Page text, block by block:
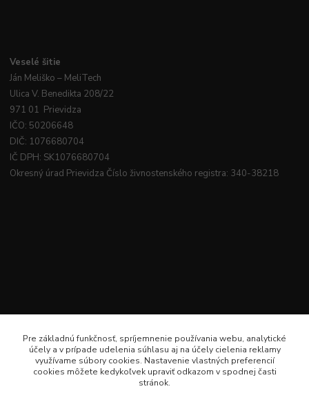
Veselé šitie
Ján Meliško – MeliTech
Ulica V. Benedikta 208/22
971 01 Prievidza
IČO: 50206648
DIČ: 1076680704
IČ DPH: SK1076680704
Okresný úrad Prievidza Číslo živnostenského registra: 340-38218
Pre základnú funkčnosť, spríjemnenie používania webu, analytické
účely a v prípade udelenia súhlasu aj na účely cielenia reklamy
využívame súbory cookies. Nastavenie vlastných preferencií
cookies môžete kedykoľvek upraviť odkazom v spodnej časti
stránok.